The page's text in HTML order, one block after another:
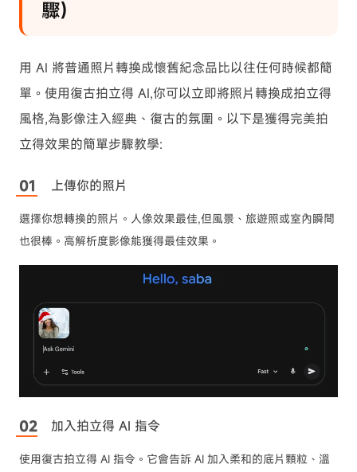
驟)
用 AI 將普通照片轉換成懷舊紀念品比以往任何時候都簡
單。使用復古拍立得 AI,你可以立即將照片轉換成拍立得
風格,為影像注入經典、復古的氛圍。以下是獲得完美拍
立得效果的簡單步驟教學:
上傳你的照片
選擇你想轉換的照片。人像效果最佳,但風景、旅遊照或室內瞬間
也很棒。高解析度影像能獲得最佳效果。
加入拍立得 AI 指令
使用復古拍立得 AI 指令。它會告訴 AI 加入柔和的底片顆粒、溫